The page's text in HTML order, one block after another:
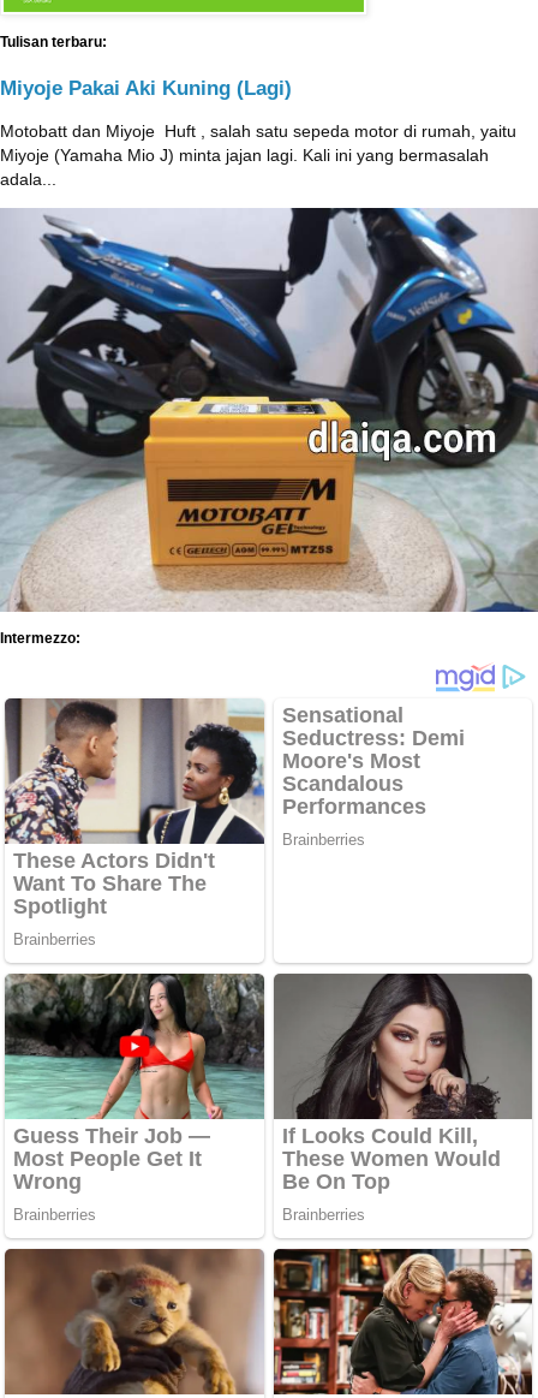
Tulisan terbaru:
Miyoje Pakai Aki Kuning (Lagi)
Motobatt dan Miyoje ‎ Huft , salah satu sepeda motor di rumah, yaitu
Miyoje (Yamaha Mio J) minta jajan lagi. Kali ini yang bermasalah
adala...
Intermezzo: